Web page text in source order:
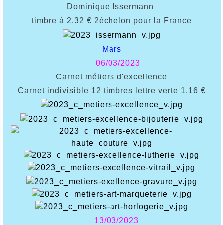
Dominique Issermann
timbre à 2.32 € 2échelon pour la France
Mars
06/03/2023
Carnet métiers d'excellence
Carnet indivisible 12 timbres lettre verte 1.16 €
13/03/2023